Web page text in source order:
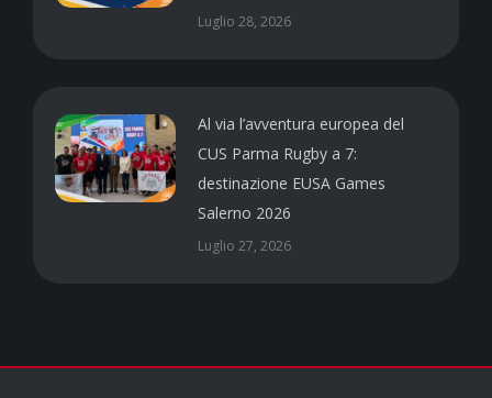
Luglio 28, 2026
Al via l’avventura europea del
CUS Parma Rugby a 7:
destinazione EUSA Games
Salerno 2026
Luglio 27, 2026